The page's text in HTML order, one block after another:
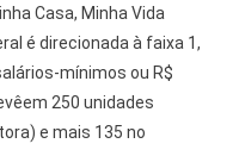
Casa, Minha Vida
é direcionada à faixa 1,
mínimos ou R$
250 unidades
e mais 135 no